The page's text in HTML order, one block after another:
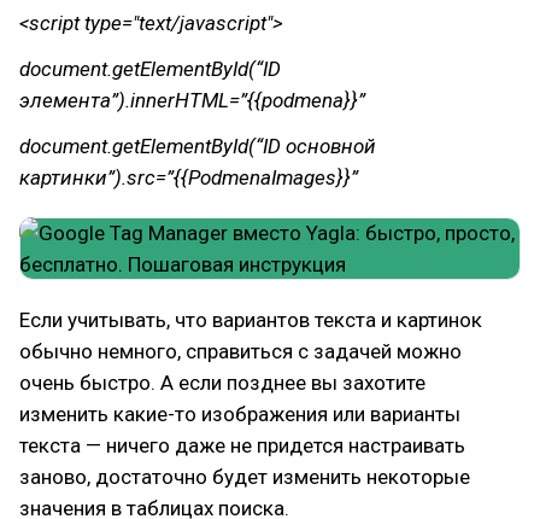
<script type="text/javascript">
document.getElementById(“ID
элемента”).innerHTML=”{{podmena}}”
document.getElementById(“ID основной
картинки”).src=”{{PodmenaImages}}”
Если учитывать, что вариантов текста и картинок
обычно немного, справиться с задачей можно
очень быстро. А если позднее вы захотите
изменить какие-то изображения или варианты
текста — ничего даже не придется настраивать
заново, достаточно будет изменить некоторые
значения в таблицах поиска.